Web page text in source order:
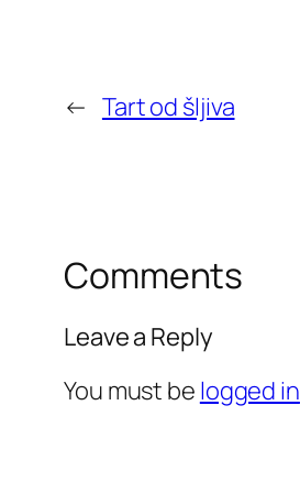
← Tart od šljiva
Comments
Leave a Reply
You must be logged in